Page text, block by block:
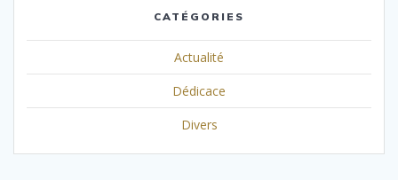
CATÉGORIES
Actualité
Dédicace
Divers